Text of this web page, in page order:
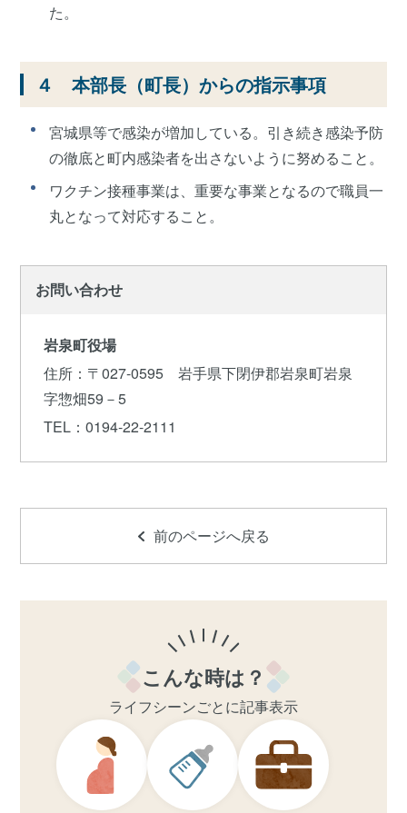
た。
４ 本部長（町長）からの指示事項
宮城県等で感染が増加している。引き続き感染予防
の徹底と町内感染者を出さないように努めること。
ワクチン接種事業は、重要な事業となるので職員一
丸となって対応すること。
お問い合わせ
岩泉町役場
住所 ：〒027-0595 岩手県下閉伊郡岩泉町岩泉
字惣畑59－5
TEL ：0194-22-2111
前のページへ戻る
こんな時は？
ライフシーンごとに記事表示